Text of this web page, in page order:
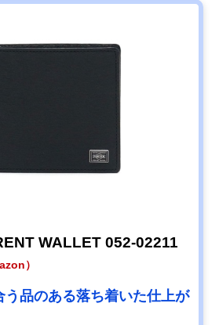
WALLET 052-02211
）
う品のある落ち着いた仕上が